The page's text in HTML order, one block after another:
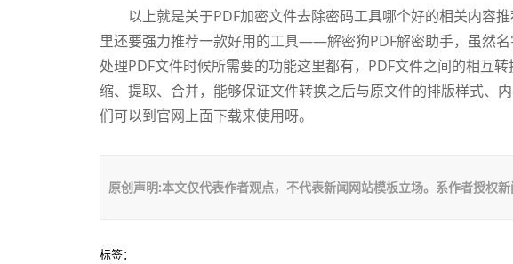
以上就是关于PDF加密文件去除密码工具哪个好的相关内容推
里还要强力推荐一款好用的工具——解密狗PDF解密助手，虽然
处理PDF文件时候所需要的功能这里都有，PDF文件之间的相互
缩、提取、合并，能够保证文件转换之后与原文件的排版样式、
们可以到官网上面下载来使用呀。
原创声明:本文仅代表作者观点，不代表新闻网站模板立场。系作者授权
标签：